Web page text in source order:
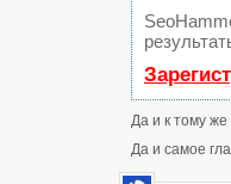
Да и к тому же
Да и самое